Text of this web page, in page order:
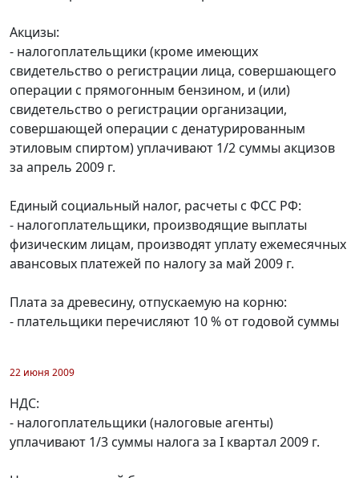
Акцизы:
- налогоплательщики (кроме имеющих
свидетельство о регистрации лица, совершающего
операции с прямогонным бензином, и (или)
свидетельство о регистрации организации,
совершающей операции с денатурированным
этиловым спиртом) уплачивают 1/2 суммы акцизов
за апрель 2009 г.
Единый социальный налог, расчеты с ФСС РФ:
- налогоплательщики, производящие выплаты
физическим лицам, производят уплату ежемесячных
авансовых платежей по налогу за май 2009 г.
Плата за древесину, отпускаемую на корню:
- плательщики перечисляют 10 % от годовой суммы
22 июня 2009
НДС:
- налогоплательщики (налоговые агенты)
уплачивают 1/3 суммы налога за I квартал 2009 г.